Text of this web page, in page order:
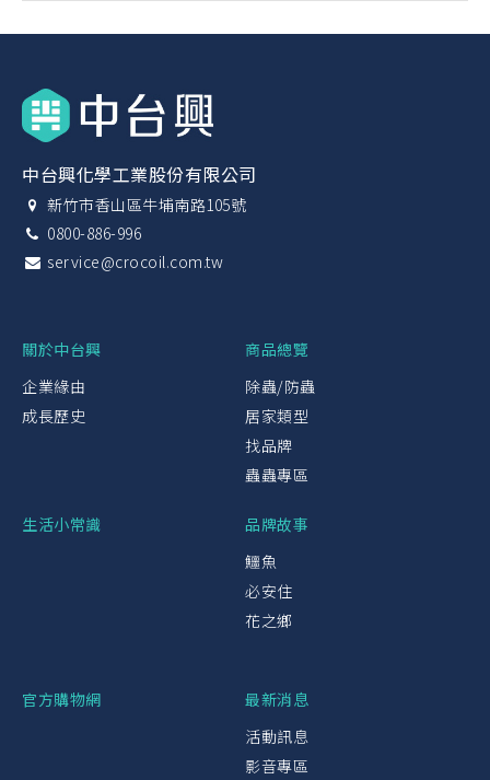
中台興化學工業股份有限公司
新竹市香山區牛埔南路105號
0800-886-996
service@crocoil.com.tw
關於中台興
企業緣由
成長歷史
商品總覽
除蟲/防蟲
居家類型
找品牌
蟲蟲專區
生活小常識
品牌故事
鱷魚
必安住
花之鄉
官方購物網
最新消息
活動訊息
影音專區